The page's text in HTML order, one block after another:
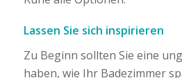
Lassen Sie sich inspirieren
Zu Beginn sollten Sie eine
haben, wie Ihr Badezimmer